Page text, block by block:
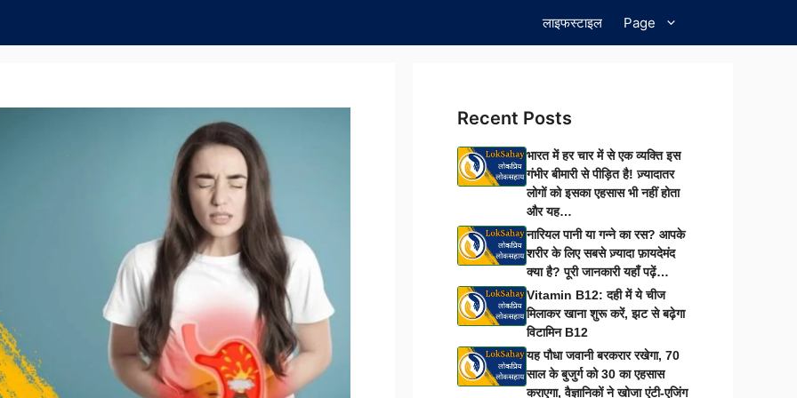
लाइफस्टाइल Page
Recent Posts
भारत में हर चार में से एक व्यक्ति इस
गंभीर बीमारी से पीड़ित है! ज़्यादातर
लोगों को इसका एहसास भी नहीं होता
और यह…
नारियल पानी या गन्ने का रस? आपके
शरीर के लिए सबसे ज़्यादा फ़ायदेमंद
क्या है? पूरी जानकारी यहाँ पढ़ें…
Vitamin B12: दही में ये चीज
मिलाकर खाना शुरू करें, झट से बढ़ेगा
विटामिन B12
यह पौधा जवानी बरकरार रखेगा, 70
साल के बुजुर्ग को 30 का एहसास
कराएगा, वैज्ञानिकों ने खोजा एंटी-एजिंग